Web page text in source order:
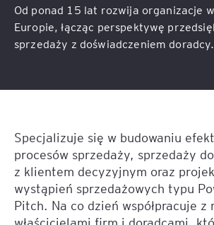
Od ponad 15 lat rozwija organizacje
Europie, łącząc perspektywę
sprzedaży z doświadczeniem doradcy.
Specjalizuje się w budowaniu
procesów sprzedaży, sprzedaży
z klientem decyzyjnym oraz
wystąpień sprzedażowych typu
Pitch. Na co dzień współpracuje z